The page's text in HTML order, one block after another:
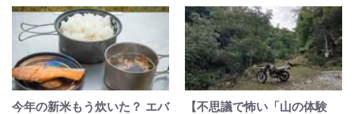
今年の新米もう炊いた？ エバ
【不思議で怖い「山の体験